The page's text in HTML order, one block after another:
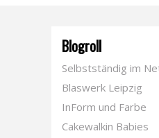
Blogroll
Selbstständig im
Blaswerk Leipzig
InForm und Farbe
Cakewalkin Babies